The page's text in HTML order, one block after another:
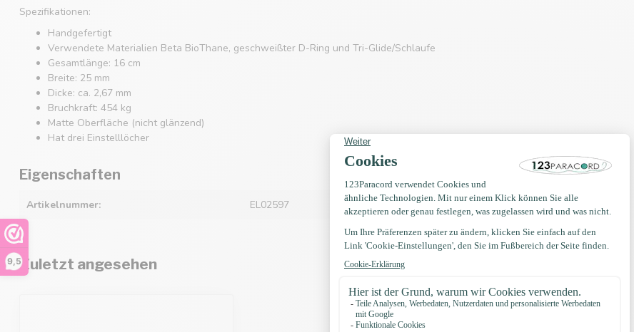
9,5
Spezifikationen:
Handgefertigt
Verwendete Materialien Beta BioThane, geschweißter D-Ring und Tri-Glide/Schlaufe
Gesamtlänge: 16 cm
Breite: 25 mm
Dicke: ca. 2,67 mm
Bruchkraft: 454 kg
Matte Oberfläche (nicht glänzend)
Hat drei Einstelllöcher
Eigenschaften
Artikelnummer: EL02597
Zuletzt angesehen